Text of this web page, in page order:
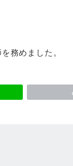
務めました。